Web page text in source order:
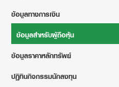
ข้อมูลทางการเงิน
ข้อมูลสำหรับผู้ถือหุ้น
ข้อมูลราคาหลักทรัพย์
ปฏิทินกิจกรรมนักลงทุน